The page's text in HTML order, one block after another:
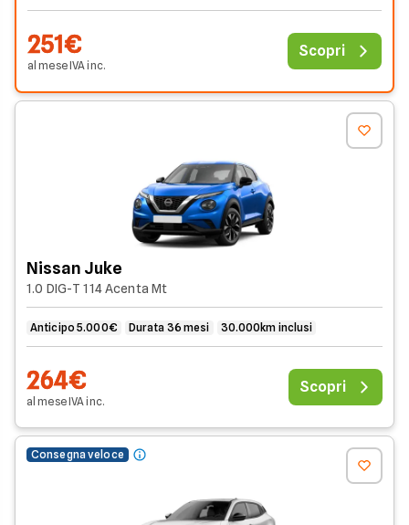
251€
al meseIVAinc.
Scopri
Nissan Juke
1.0 DIG-T 114 Acenta Mt
Anticipo 5.000€ Durata 36 mesi 30.000km inclusi
264€
al meseIVAinc.
Scopri
Consegna veloce